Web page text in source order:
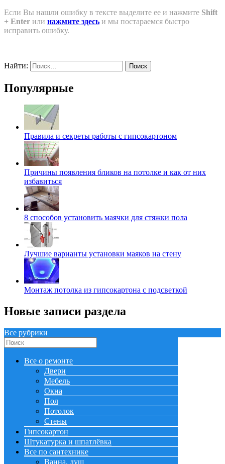
Если Вы нашли ошибку в тексте выделите ее и нажмите Shift
+ Enter или нажмите здесь и мы постараемся быстро
исправить ошибку.
Найти:
Популярные
Правила и секреты работы с гипсокартоном
Причины появления бликов на потолке и как от них
избавиться
8 способов установить маячки для стяжки пола
Лучшие варианты установки маяков на стену
Монтаж потолка из гипсокартона с подсветкой
Новые записи раздела
Все рубрики
Все о ремонте
Двери
Мебель
Окна
Пол
Потолок
Стены
Гипсокартон
Штукатурка и шпатлёвка
Все по сантехнике
Ванна, душ